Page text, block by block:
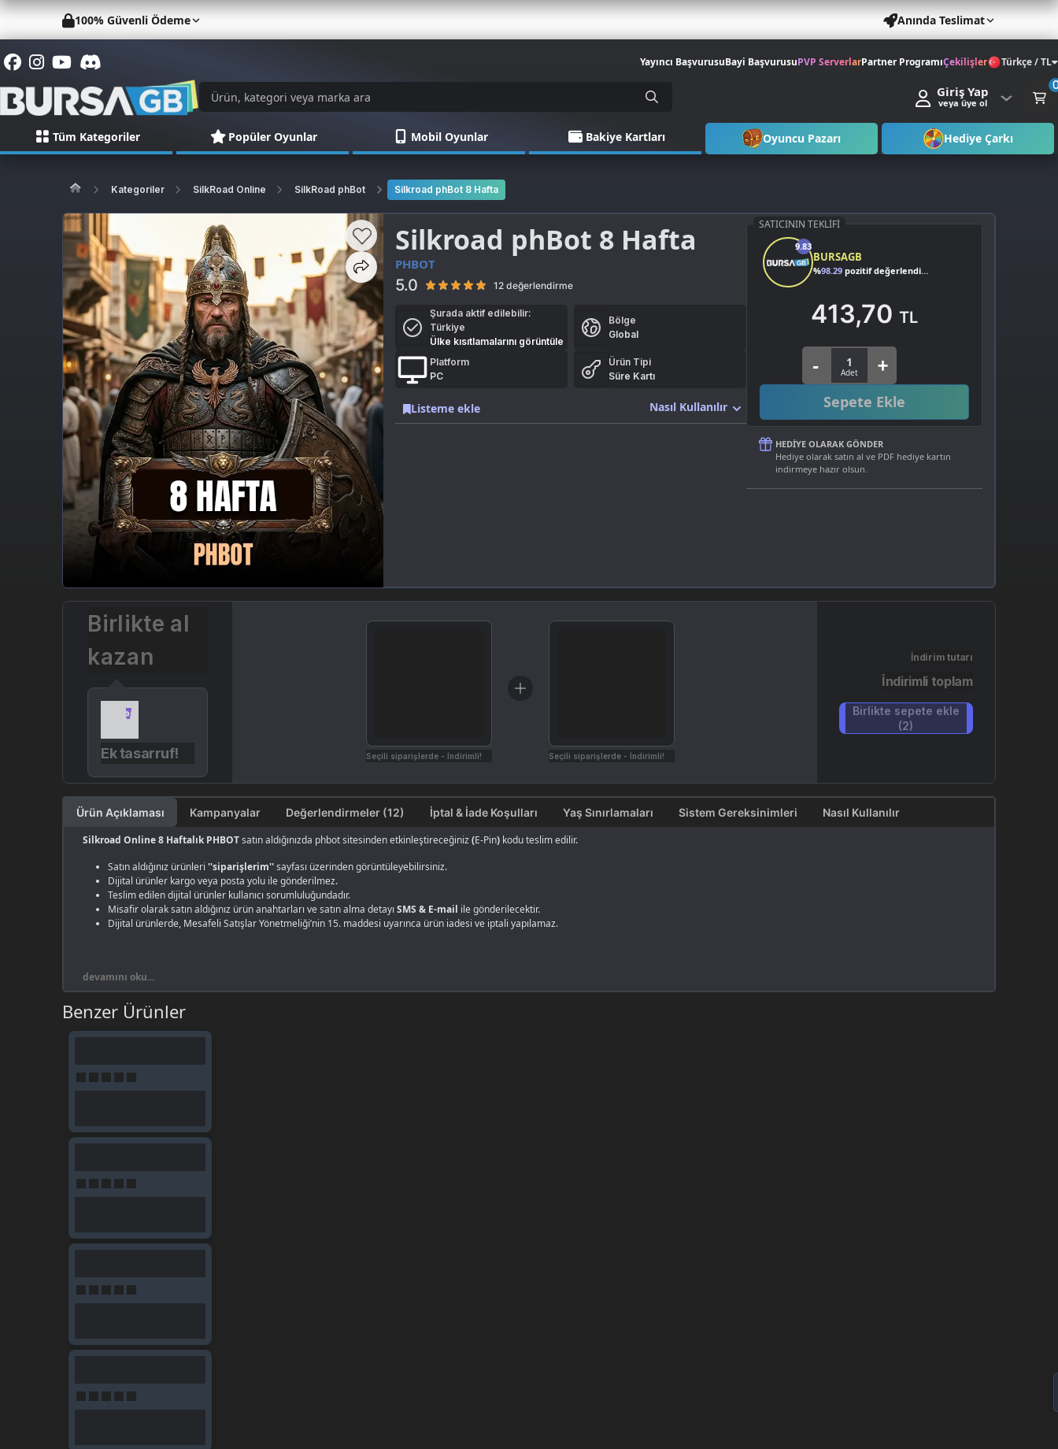
100% Güvenli Ödeme Anında Teslimat
Yayıncı BaşvurusuBayi BaşvurusuPVP ServerlarPartner ProgramıÇekilişler Türkçe / TL
Giriş Yap
veya üye ol
Tüm Kategoriler Popüler Oyunlar Mobil Oyunlar Bakiye Kartları Oyuncu Pazarı Hediye Çarkı
Kategoriler SilkRoad Online SilkRoad phBot Silkroad phBot 8 Hafta
Silkroad phBot 8 Hafta
PHBOT
5.0 12 değerlendirme
Şurada aktif edilebilir:
Türkiye
Ülke kısıtlamalarını görüntüle
Bölge
Global
Platform
PC
Ürün Tipi
Süre Kartı
Nasıl Kullanılır
Listeme ekle
SATICININ TEKLIFI
9.83
BURSAGB
%98.29pozitif değerlendirme
413,70 TL
Sepete Ekle
HEDIYE OLARAK GÖNDER
Hediye olarak satın al ve PDF hediye kartın
indirmeye hazır olsun.
Birlikte al
kazan
Ek tasarruf! Seçili siparişlerde - İndirimli! Seçili siparişlerde - İndirimli!
İndirim tutarı
İndirimli toplam
Birlikte sepete ekle
(2)
Ürün Açıklaması Kampanyalar Değerlendirmeler (12) İptal & İade Koşulları Yaş Sınırlamaları Sistem Gereksinimleri Nasıl Kullanılır
Silkroad Online 8 Haftalık PHBOTsatın aldığınızda phbot sitesinden etkinleştireceğiniz(E-Pin) kodu teslim edilir.
Satın aldığınız ürünleri''siparişlerim''sayfası üzerinden görüntüleyebilirsiniz.
Dijital ürünler kargo veya posta yolu ile gönderilmez.
Teslim edilen dijital ürünler kullanıcı sorumluluğundadır.
Misafir olarak satın aldığınız ürün anahtarları ve satın alma detayıSMS & E-mail ile gönderilecektir.
Dijital ürünlerde, Mesafeli Satışlar Yönetmeliği’nin 15. maddesi uyarınca ürün iadesi ve iptali yapılamaz.
devamını oku...
Benzer Ürünler